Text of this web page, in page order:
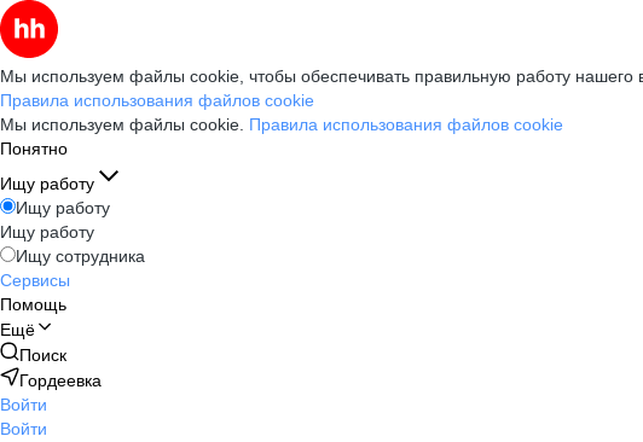
Мы используем файлы cookie, чтобы обеспечивать правильную работу нашего
Правила использования файлов cookie
Мы используем файлы cookie. Правила использования файлов cookie
Понятно
Ищу работу
Ищу работу
Ищу работу
Ищу сотрудника
Сервисы
Помощь
Ещё
Поиск
Гордеевка
Войти
Войти